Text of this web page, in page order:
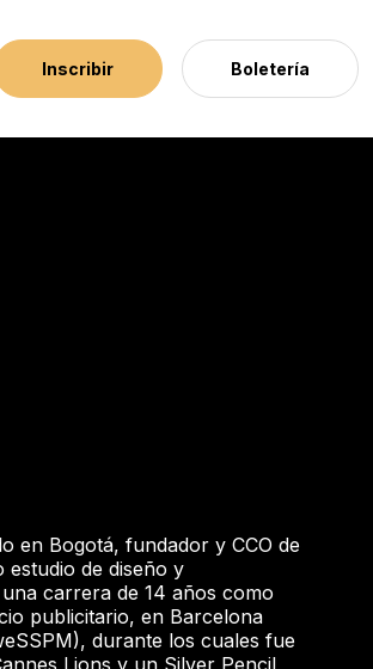
Inscribir Boletería
en Bogotá, fundador y CCO de
estudio de diseño y
carrera de 14 años como
publicitario, en Barcelona
durante los cuales fue